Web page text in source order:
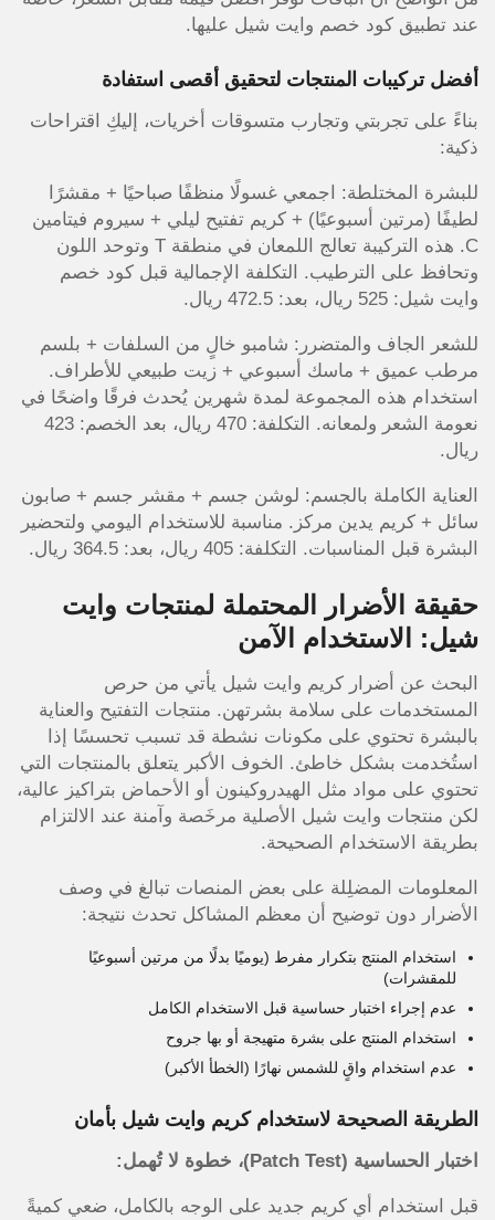
عند تطبيق كود خصم وايت شيل عليها.
أفضل تركيبات المنتجات لتحقيق أقصى استفادة
بناءً على تجربتي وتجارب متسوقات أخريات، إليكِ اقتراحات
ذكية:
للبشرة المختلطة: اجمعي غسولًا منظفًا صباحيًا + مقشرًا
لطيفًا (مرتين أسبوعيًا) + كريم تفتيح ليلي + سيروم فيتامين
C. هذه التركيبة تعالج اللمعان في منطقة T وتوحد اللون
وتحافظ على الترطيب. التكلفة الإجمالية قبل كود خصم
وايت شيل: 525 ريال، بعد: 472.5 ريال.
للشعر الجاف والمتضرر: شامبو خالٍ من السلفات + بلسم
مرطب عميق + ماسك أسبوعي + زيت طبيعي للأطراف.
استخدام هذه المجموعة لمدة شهرين يُحدث فرقًا واضحًا في
نعومة الشعر ولمعانه. التكلفة: 470 ريال، بعد الخصم: 423
ريال.
العناية الكاملة بالجسم: لوشن جسم + مقشر جسم + صابون
سائل + كريم يدين مركز. مناسبة للاستخدام اليومي ولتحضير
البشرة قبل المناسبات. التكلفة: 405 ريال، بعد: 364.5 ريال.
حقيقة الأضرار المحتملة لمنتجات وايت
شيل: الاستخدام الآمن
البحث عن أضرار كريم وايت شيل يأتي من حرص
المستخدمات على سلامة بشرتهن. منتجات التفتيح والعناية
بالبشرة تحتوي على مكونات نشطة قد تسبب تحسسًا إذا
استُخدمت بشكل خاطئ. الخوف الأكبر يتعلق بالمنتجات التي
تحتوي على مواد مثل الهيدروكينون أو الأحماض بتراكيز عالية،
لكن منتجات وايت شيل الأصلية مرخَصة وآمنة عند الالتزام
بطريقة الاستخدام الصحيحة.
المعلومات المضلِلة على بعض المنصات تبالغ في وصف
الأضرار دون توضيح أن معظم المشاكل تحدث نتيجة:
استخدام المنتج بتكرار مفرط (يوميًا بدلًا من مرتين أسبوعيًا
للمقشرات)
عدم إجراء اختبار حساسية قبل الاستخدام الكامل
استخدام المنتج على بشرة متهيجة أو بها جروح
عدم استخدام واقٍ للشمس نهارًا (الخطأ الأكبر)
الطريقة الصحيحة لاستخدام كريم وايت شيل بأمان
اختبار الحساسية (Patch Test)، خطوة لا تُهمل:
قبل استخدام أي كريم جديد على الوجه بالكامل، ضعي كميةً